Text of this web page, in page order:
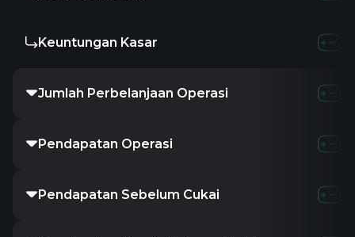
Keuntungan Kasar
Jumlah Perbelanjaan Operasi
Pendapatan Operasi
Pendapatan Sebelum Cukai